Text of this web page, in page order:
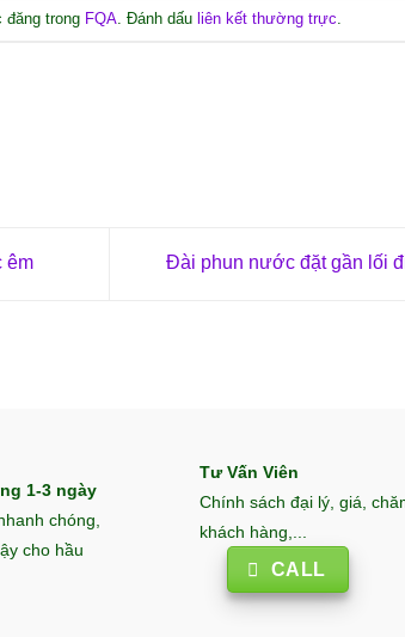
đăng trong FQA. Đánh dấu liên kết thường trực.
êm Đài phun nước đặt gần lối
1-3 ngày
chóng,
cho hầu
Tư Vấn Viên
Chính sách đại lý, giá,
khách hàng,...
CALL